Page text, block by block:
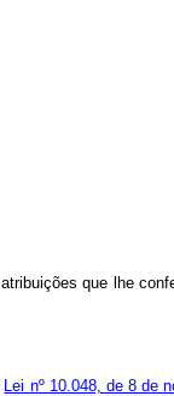
que lhe
Lei nº 10.048, de 8 de